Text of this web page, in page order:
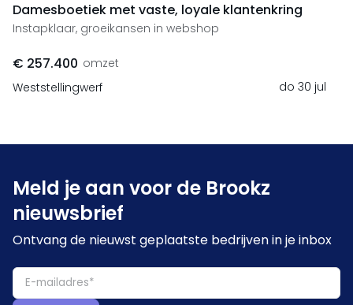
Damesboetiek met vaste, loyale klantenkring
Instapklaar, groeikansen in webshop
€ 257.400 omzet
Weststellingwerf
do 30 jul
Meld je aan voor de Brookz
nieuwsbrief
Ontvang de nieuwst geplaatste bedrijven in je inbox